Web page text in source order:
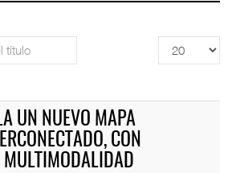
Cantidad
a
UN NUEVO MAPA
CON
MULTIMODALIDAD